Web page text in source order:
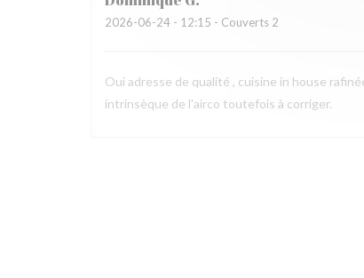
2026-06-24 - 12:15 - Couverts 2
Oui adresse de qualité , cuisine in house
intrinsèque de l'airco toutefois à corriger.